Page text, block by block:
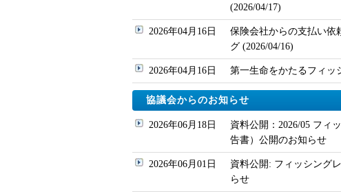
(2026/04/17)
2026年04月16日
保険会社からの支払い依
グ (2026/04/16)
2026年04月16日 第一生命をかたるフィッ
協議会からのお知らせ
2026年06月18日
資料公開：2026/05 フィ
告書）公開のお知らせ
2026年06月01日
資料公開: フィッシング
らせ